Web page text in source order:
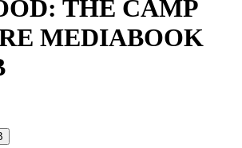
THE CAMP
MEDIABOOK